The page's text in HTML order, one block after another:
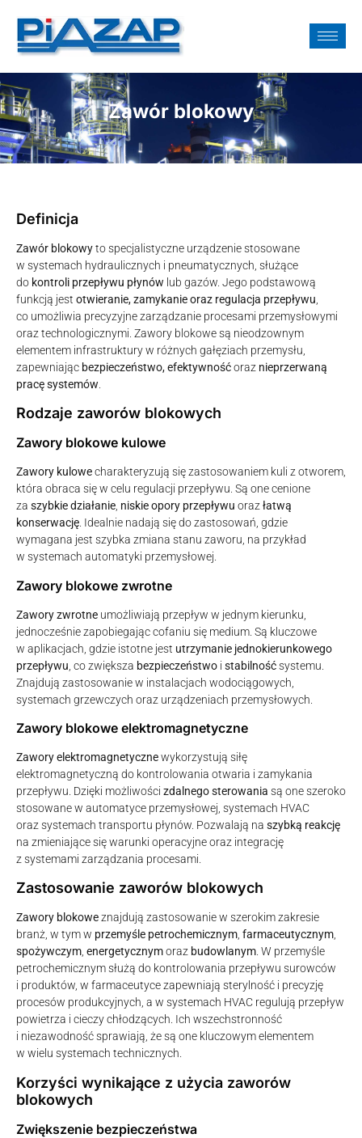
Zawór blokowy
Definicja
Zawór blokowyto specjalistyczne urządzenie stosowane
w systemach hydraulicznych i pneumatycznych, służące
do kontroli przepływu płynów lub gazów. Jego podstawową
funkcją jest otwieranie, zamykanie oraz regulacja przepływu
co umożliwia precyzyjne zarządzanie procesami przemysłowymi
oraz technologicznymi. Zawory blokowe są nieodzownym
elementem infrastruktury w różnych gałęziach przemysłu,
zapewniając bezpieczeństwo, efektywnośćoraz nieprzerwaną
pracę systemów
Rodzaje zaworów blokowych
Zawory blokowe kulowe
Zawory kulowecharakteryzują się zastosowaniem kuli z otworem,
która obraca się w celu regulacji przepływu. Są one cenione
za szybkie działanie, niskie opory przepływu orazłatwą
konserwację. Idealnie nadają się do zastosowań, gdzie
wymagana jest szybka zmiana stanu zaworu, na przykład
w systemach automatyki przemysłowej.
Zawory blokowe zwrotne
Zawory zwrotne umożliwiają przepływ w jednym kierunku,
jednocześnie zapobiegając cofaniu się medium. Są kluczowe
w aplikacjach, gdzie istotne jest utrzymanie jednokierunkowego
przepływu , co zwiększa bezpieczeństwo i stabilnośćsystemu.
Znajdują zastosowanie w instalacjach wodociągowych,
systemach grzewczych oraz urządzeniach przemysłowych.
Zawory blokowe elektromagnetyczne
Zawory elektromagnetycznewykorzystują siłę
elektromagnetyczną do kontrolowania otwaria i zamykania
przepływu. Dzięki możliwości zdalnego sterowania są one szeroko
stosowane w automatyce przemysłowej, systemach HVAC
oraz systemach transportu płynów. Pozwalają na szybką reakcję
na zmieniające się warunki operacyjne oraz integrację
z systemami zarządzania procesami.
Zastosowanie zaworów blokowych
Zawory blokoweznajdują zastosowanie w szerokim zakresie
branż, w tym w przemyśle petrochemicznym, farmaceutycznym,
spożywczym, energetycznymoraz budowlanym. W przemyśle
petrochemicznym służą do kontrolowania przepływu surowców
i produktów, w farmaceutyce zapewniają sterylność i precyzję
procesów produkcyjnych, a w systemach HVAC regulują przepływ
powietrza i cieczy chłodzących. Ich wszechstronność
i niezawodność sprawiają, że są one kluczowym elementem
w wielu systemach technicznych.
Korzyści wynikające z użycia zaworów
blokowych
Zwiększenie bezpieczeństwa